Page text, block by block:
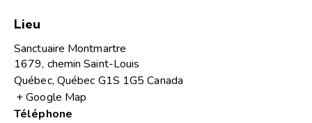
Lieu
Sanctuaire Montmartre
1679, chemin Saint-Louis
Québec, Québec G1S 1G5 Canada
+ Google Map
Téléphone